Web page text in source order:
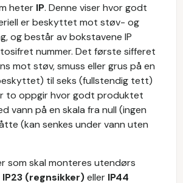
heter IP. Denne viser hvor godt
er beskyttet mot støv- og
og består av bokstavene IP
nummer. Det første sifferet
mot støv, smuss eller grus på en
til seks (fullstendig tett)
to oppgir hvor godt produktet
vann på en skala fra null (ingen
(kan senkes under vann uten
som skal monteres utendørs
IP23 (regnsikker)eller IP44